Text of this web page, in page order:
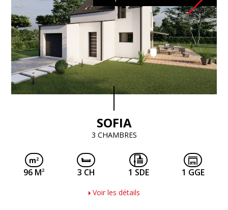
SOFIA
3 CHAMBRES
96 M2 3 CH 1 SDE 1 GGE
Voir les détails